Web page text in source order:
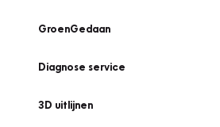
GroenGedaan
Diagnose service
3D uitlijnen